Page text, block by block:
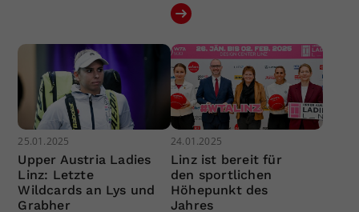
25.01.2025
Upper Austria Ladies
Linz: Letzte
Wildcards an Lys und
Grabher
24.01.2025
Linz ist bereit für
den sportlichen
Höhepunkt des
Jahres